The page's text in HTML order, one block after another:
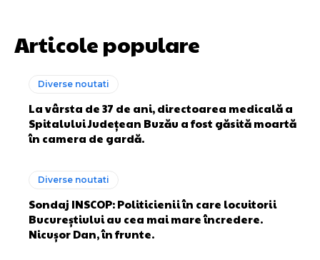
Articole populare
Diverse noutati
La vârsta de 37 de ani, directoarea medicală a
Spitalului Județean Buzău a fost găsită moartă
în camera de gardă.
Diverse noutati
Sondaj INSCOP: Politicienii în care locuitorii
Bucureștiului au cea mai mare încredere.
Nicușor Dan, în frunte.